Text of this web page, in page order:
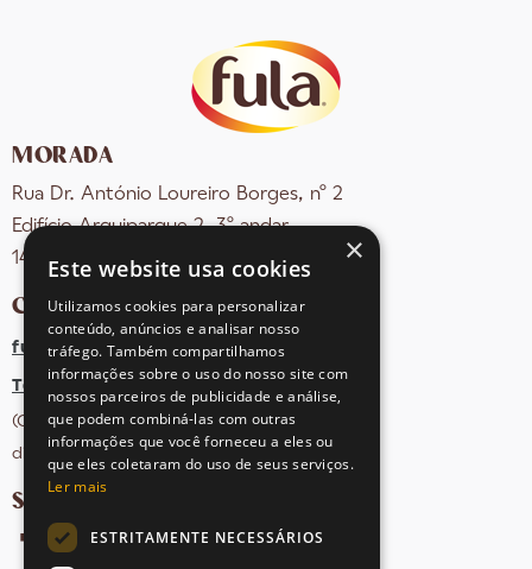
MORADA
Rua Dr. António Loureiro Borges, nº 2
Edifício Arquiparque 2, 3º andar
1495-131 Algés - Portugal
CONTACTOS
fula@sovena.pt
Tel: +351 21 412 93 36
(Chamada para rede fixa nacional;
dias úteis das 10h às 17h)
SIGA-NOS NAS REDES SOCIAIS
×
Este website usa cookies
Utilizamos cookies para personalizar
conteúdo, anúncios e analisar nosso
tráfego. Também compartilhamos
informações sobre o uso do nosso site com
nossos parceiros de publicidade e análise,
que podem combiná-las com outras
informações que você forneceu a eles ou
que eles coletaram do uso de seus serviços.
Ler mais
ESTRITAMENTE NECESSÁRIOS